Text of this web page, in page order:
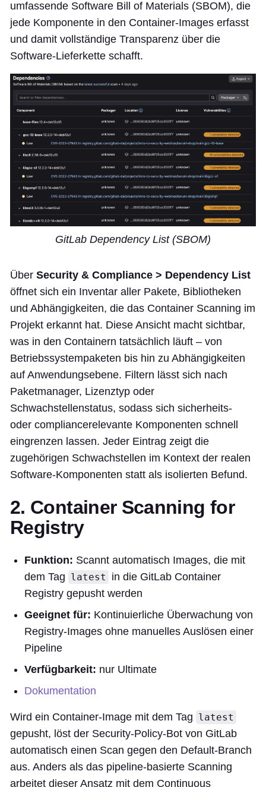
umfassende Software Bill of Materials (SBOM), die
jede Komponente in den Container-Images erfasst
und damit vollständige Transparenz über die
Software-Lieferkette schafft.
GitLab Dependency List (SBOM)
Über Security & Compliance > Dependency List
öffnet sich ein Inventar aller Pakete, Bibliotheken
und Abhängigkeiten, die das Container Scanning im
Projekt erkannt hat. Diese Ansicht macht sichtbar,
was in den Containern tatsächlich läuft – von
Betriebssystempaketen bis hin zu Abhängigkeiten
auf Anwendungsebene. Filtern lässt sich nach
Paketmanager, Lizenztyp oder
Schwachstellenstatus, sodass sich sicherheits-
oder compliancerelevante Komponenten schnell
eingrenzen lassen. Jeder Eintrag zeigt die
zugehörigen Schwachstellen im Kontext der realen
Software-Komponenten statt als isolierten Befund.
2. Container Scanning for
Registry
Funktion: Scannt automatisch Images, die mit
dem Tag latest
in die GitLab Container
Registry gepusht werden
Geeignet für: Kontinuierliche Überwachung von
Registry-Images ohne manuelles Auslösen einer
Pipeline
Verfügbarkeit: nur Ultimate
Dokumentation
Wird ein Container-Image mit dem Tag latest
gepusht, löst der Security-Policy-Bot von GitLab
automatisch einen Scan gegen den Default-Branch
aus. Anders als das pipeline-basierte Scanning
arbeitet dieser Ansatz mit dem Continuous